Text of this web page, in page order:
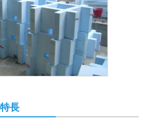
長